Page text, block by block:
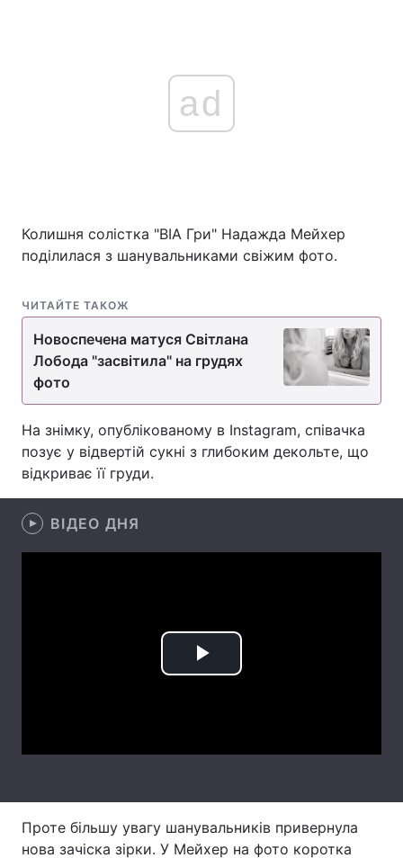
Головна Війна
Україна
Економіка Світ
Спорт
Зброя Інциденти
Здоров'я Туризм
Цікавинки
Статті
Послуги
ad
Колишня солістка "ВІА Гри" Надажда Мейхер
поділилася з шанувальниками свіжим фото.
ЧИТАЙТЕ ТАКОЖ
Новоспечена матуся Світлана
Лобода "засвітила" на грудях
фото
На знімку, опублікованому в Instagram, співачка
позує у відвертій сукні з глибоким декольте, що
відкриває її груди.
ВІДЕО ДНЯ
Play
Проте більшу увагу шанувальників привернула
нова зачіска зірки. У Мейхер на фото коротка